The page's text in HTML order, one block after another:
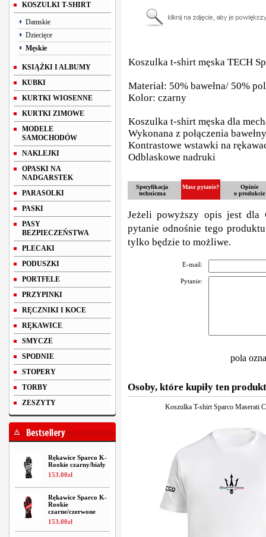
KOSZULKI T-SHIRT
Damskie
Dziecięce
Męskie
KSIĄŻKI I ALBUMY
KUBKI
KURTKI WIOSENNE
KURTKI ZIMOWE
MODELE
SAMOCHODÓW
NAKLEJKI
OPASKI NA
NADGARSTEK
PARASOLKI
PASKI
PASY
BEZPIECZEŃSTWA
PLECAKI
PODUSZKI
PORTFELE
PRZYPINKI
RĘCZNIKI I KOCE
RĘKAWICE
SMYCZE
SPODNIE
STOPERY
TORBY
ZESZYTY
Rękawice Sparco K-
Rookie czarny/biały
153.00zł
Rękawice Sparco K-
Rookie
czarne/czerwone
153.00zł
Koszulka t-shirt męska TECH
Materiał: 50% bawełna/ 50%
Kolor: czarny
Koszulka t-shirt męska dla
Wykonana z połączenia
Kontrastowe wstawki na
Odblaskowe nadruki
Specyfikacja
techniczna
Masz pytanie?
Opinie
o produkcie
Jeżeli powyższy opis jest dla
pytanie odnośnie tego
tylko będzie to możliwe.
E-mail:
Pytanie:
pola
Osoby, które kupiły ten
Koszulka T-shirt Sparco Maserati